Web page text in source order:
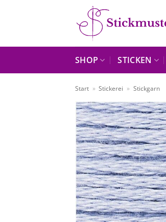
SHOP STICKEN
Start » Stickerei » Stickgarn